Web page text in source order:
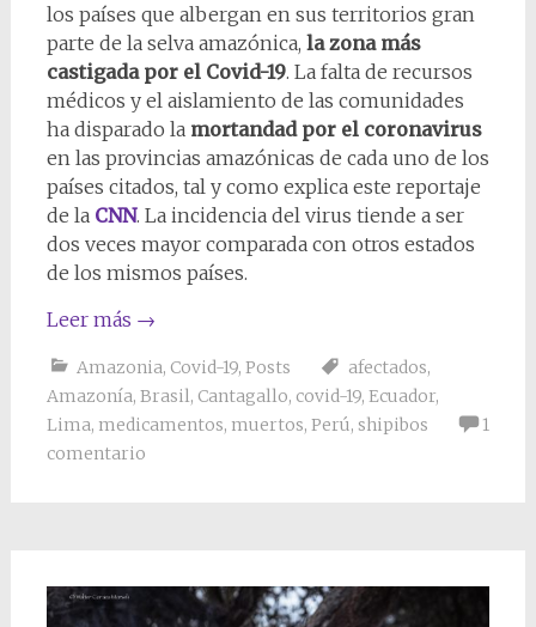
los países que albergan en sus territorios gran
parte de la selva amazónica, la zona más
castigada por el Covid-19. La falta de recursos
médicos y el aislamiento de las comunidades
ha disparado la mortandad por el coronavirus
en las provincias amazónicas de cada uno de los
países citados, tal y como explica este reportaje
de la CNN. La incidencia del virus tiende a ser
dos veces mayor comparada con otros estados
de los mismos países.
Leer más →
Amazonia, Covid-19, Posts afectados,
Amazonía, Brasil, Cantagallo, covid-19, Ecuador,
Lima, medicamentos, muertos, Perú, shipibos
1
comentario